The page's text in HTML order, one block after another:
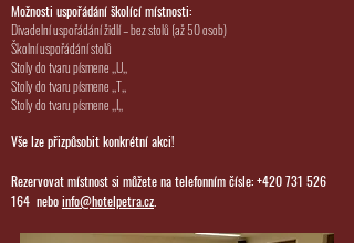
Možnosti uspořádání školící místnosti:
Divadelní uspořádání židlí – bez stolů (až 50 osob)
Školní uspořádání stolů
Stoly do tvaru písmene ,,U,,
Stoly do tvaru písmene ,,T,,
Stoly do tvaru písmene ,,I,,
Vše lze přizpůsobit konkrétní akci!
Rezervovat místnost si můžete na telefonním čísle:+420 731 526
164 neboinfo@hotelpetra.cz